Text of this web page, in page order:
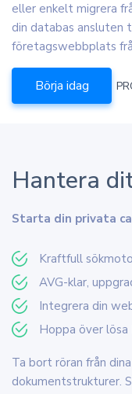
eller enkelt migrera
din databas ansluten
företagswebbplats
Börja idag
Hantera
Starta din privata
Kraftfull
AVG-klar,
Integrera din
Hoppa över lösa
Ta bort röran från
dokumentstrukturer.